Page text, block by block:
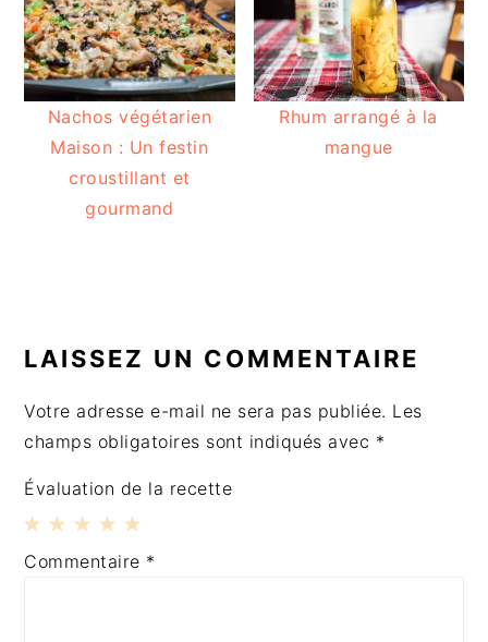
Nachos végétarien
Maison : Un festin
croustillant et
gourmand
Rhum arrangé à la
mangue
DU
LECTEUR
LAISSEZ UN COMMENTAIRE
Votre adresse e-mail ne sera pas publiée. Les
champs obligatoires sont indiqués avec *
Évaluation de la recette
5
4
3
2
1
Commentaire *